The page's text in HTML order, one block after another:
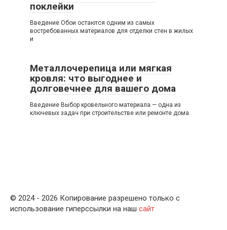
поклейки
Введение Обои остаются одним из самых
востребованных материалов для отделки стен в жилых
и
Металлочерепица или мягкая
кровля: что выгоднее и
долговечнее для вашего дома
Введение Выбор кровельного материала — одна из
ключевых задач при строительстве или ремонте дома.
© 2024 - 2026 Копирование разрешено только с
использование гиперссылки на наш сайт